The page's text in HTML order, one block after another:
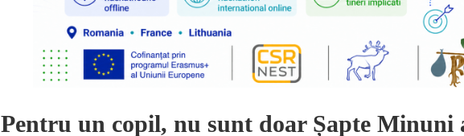
Pentru un copil, nu sunt doar Șapte Minuni